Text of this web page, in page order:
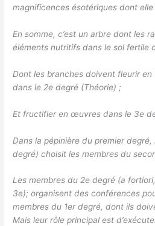
magnificences ésotériques dont elle
En somme, c’est un arbre dont les
éléments nutritifs dans le sol fertile
Dont les branches doivent fleurir
dans le 2e degré (Théorie) ;
Et fructifier en œuvres dans le 3e
Dans la pépinière du premier
degré) choisit les membres du
Les membres du 2e degré (a
3e); organisent des conférences
membres du 1er degré, dont ils
Mais leur rôle principal est